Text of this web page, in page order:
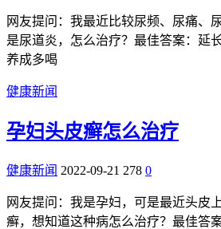
网友提问：我最近比较尿频、尿痛、
是尿道炎，怎么治疗？最佳答案：延
养成多喝
健康新闻
孕妇头皮癣怎么治疗
健康新闻 2022-09-21 278 0
网友提问：我是孕妇，可是最近头皮
癣，想知道这种病怎么治疗？最佳答